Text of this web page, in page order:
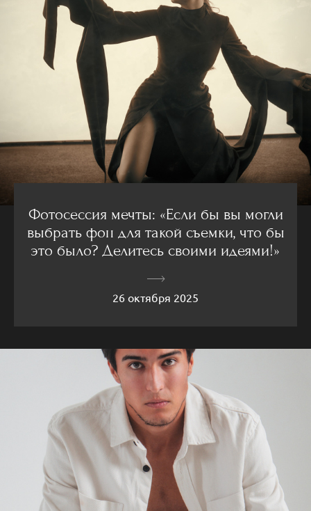
Фотосессия мечты: «Если бы вы могли
выбрать фон для такой съемки, что бы
это было? Делитесь своими идеями!»
26 октября 2025